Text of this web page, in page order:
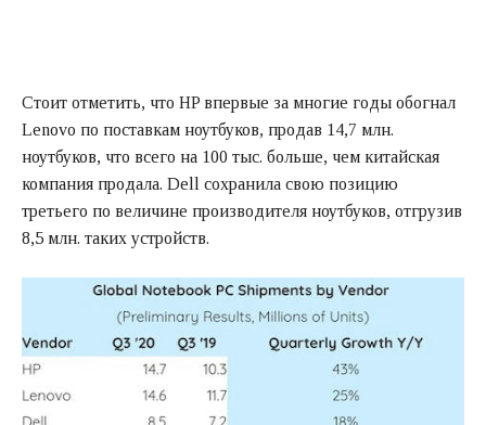
Стоит отметить, что HP впервые за многие годы обогнал
Lenovo по поставкам ноутбуков, продав 14,7 млн.
ноутбуков, что всего на 100 тыс. больше, чем китайская
компания продала. Dell сохранила свою позицию
третьего по величине производителя ноутбуков, отгрузив
8,5 млн. таких устройств.